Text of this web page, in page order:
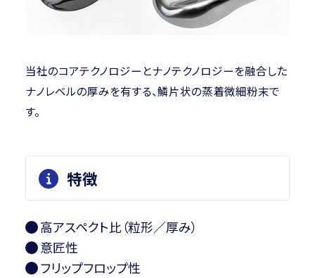
当社のコアテクノロジーとナノテクノロジーを融合した
ナノレベルの厚みを有する、鱗片状の蒸着微細粉末で
す。
特徴
高アスペクト比（粒形／厚み）
意匠性
フリップフロップ性